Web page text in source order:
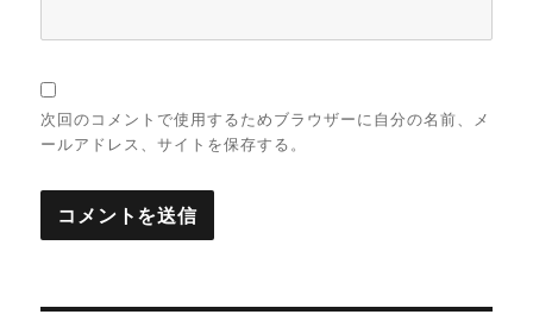
次回のコメントで使用するためブラウザーに自分の名前、メ
ールアドレス、サイトを保存する。